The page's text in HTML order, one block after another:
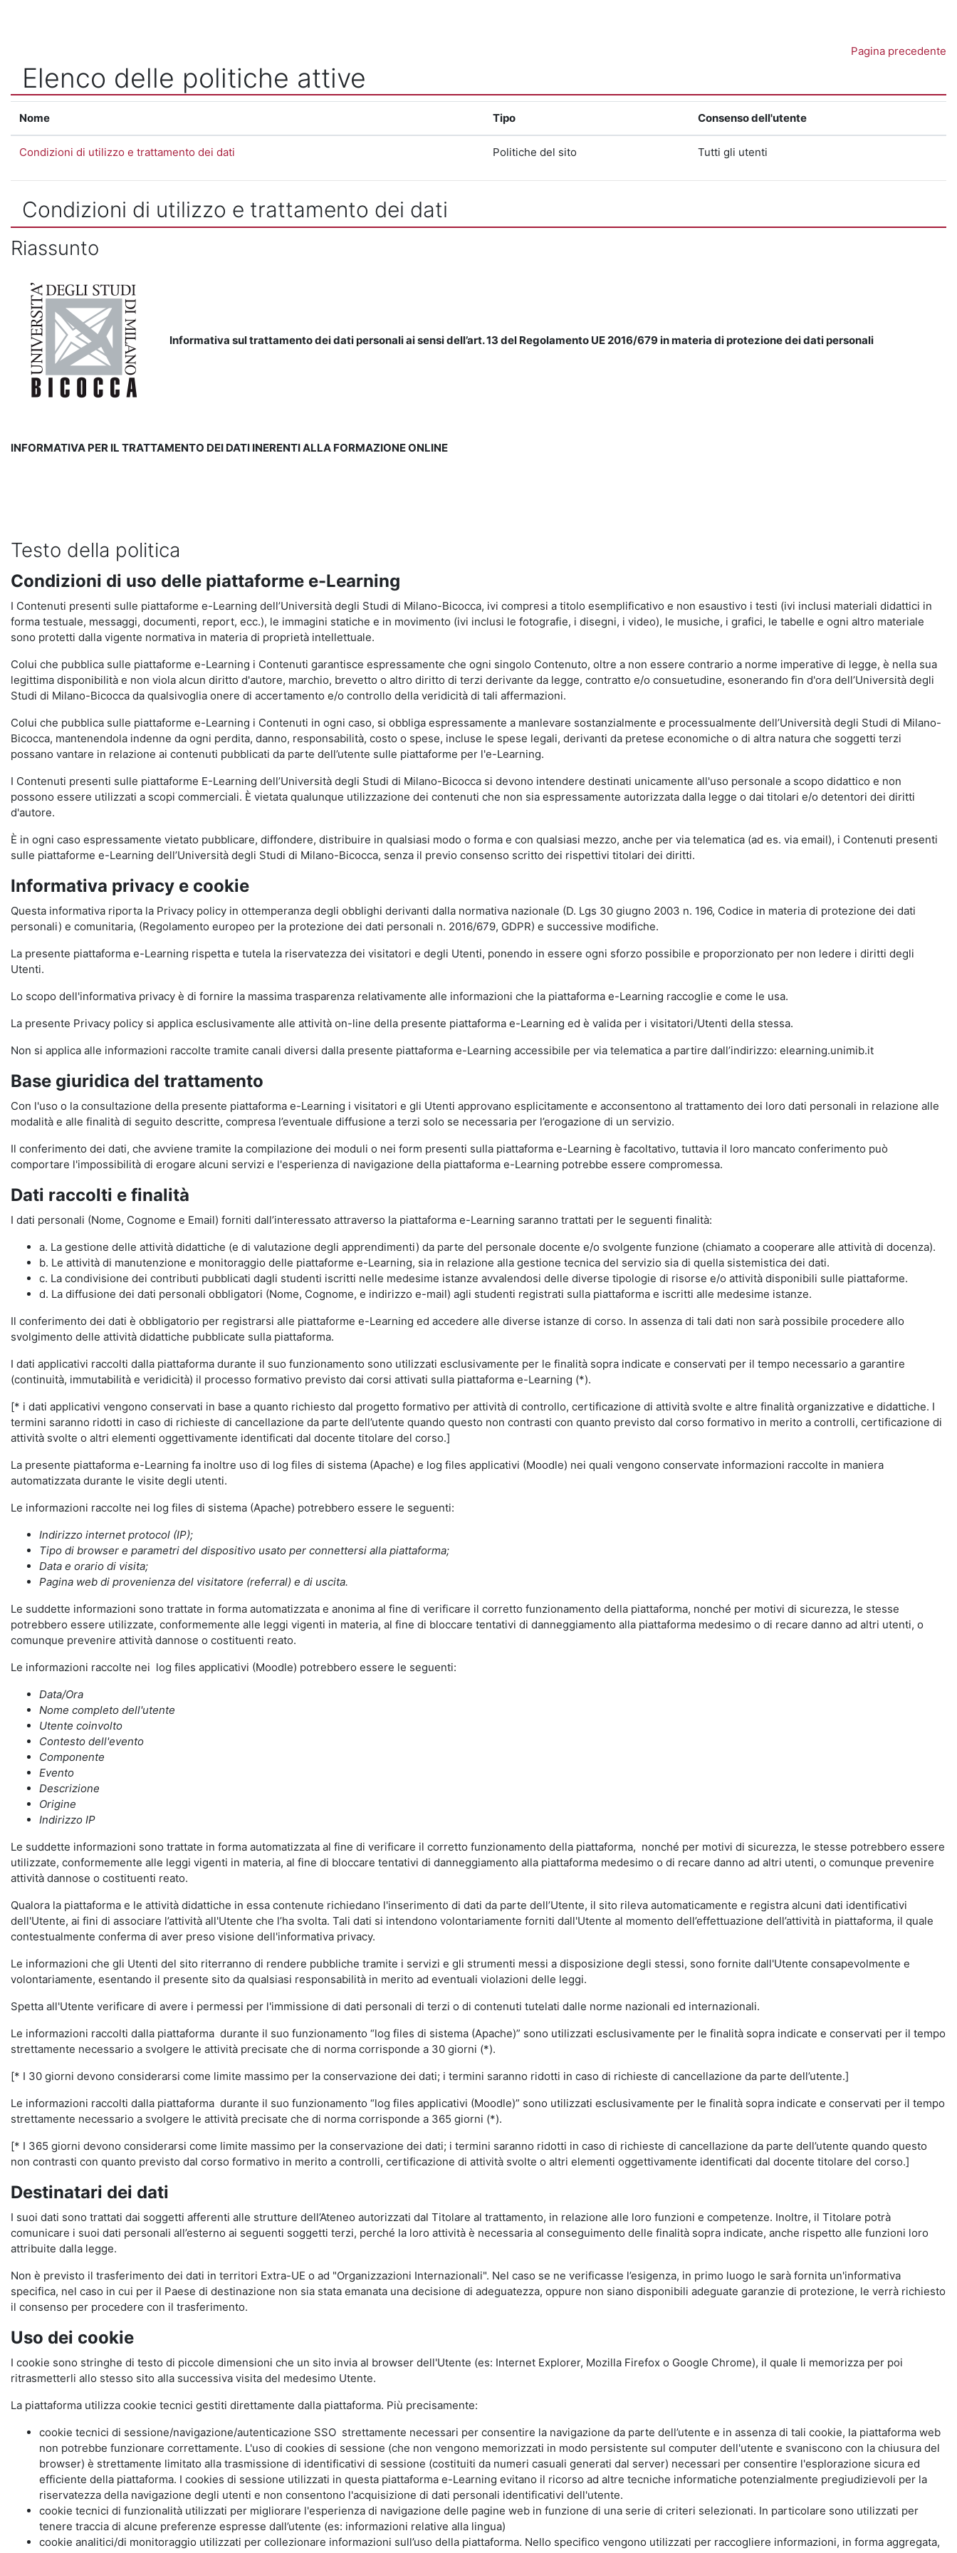
Pagina precedente
Elenco delle politiche attive
Nome Tipo Consenso dell'utente
Condizioni di utilizzo e trattamento dei dati Politiche del sito Tutti gli utenti
Condizioni di utilizzo e trattamento dei dati
Riassunto
Informativa sul trattamento dei dati personali ai sensi dell’art. 13 del Regolamento UE 2016/679 in materia di protezione dei dati personali
INFORMATIVA PER IL TRATTAMENTO DEI DATI INERENTI ALLA FORMAZIONE ONLINE
Testo della politica
Condizioni di uso delle piattaforme e-Learning
I Contenuti presenti sulle piattaforme e-Learning dell’Università degli Studi di Milano-Bicocca, ivi compresi a titolo esemplificativo e non esaustivo i testi (ivi inclusi materiali didattici in
forma testuale, messaggi, documenti, report, ecc.), le immagini statiche e in movimento (ivi inclusi le fotografie, i disegni, i video), le musiche, i grafici, le tabelle e ogni altro materiale
sono protetti dalla vigente normativa in materia di proprietà intellettuale.
Colui che pubblica sulle piattaforme e-Learning i Contenuti garantisce espressamente che ogni singolo Contenuto, oltre a non essere contrario a norme imperative di legge, è nella sua
legittima disponibilità e non viola alcun diritto d'autore, marchio, brevetto o altro diritto di terzi derivante da legge, contratto e/o consuetudine, esonerando fin d'ora dell’Università degli
Studi di Milano-Bicocca da qualsivoglia onere di accertamento e/o controllo della veridicità di tali affermazioni.
Colui che pubblica sulle piattaforme e-Learning i Contenuti in ogni caso, si obbliga espressamente a manlevare sostanzialmente e processualmente dell’Università degli Studi di Milano-
Bicocca, mantenendola indenne da ogni perdita, danno, responsabilità, costo o spese, incluse le spese legali, derivanti da pretese economiche o di altra natura che soggetti terzi
possano vantare in relazione ai contenuti pubblicati da parte dell’utente sulle piattaforme per l'e-Learning.
I Contenuti presenti sulle piattaforme E-Learning dell’Università degli Studi di Milano-Bicocca si devono intendere destinati unicamente all'uso personale a scopo didattico e non
possono essere utilizzati a scopi commerciali. È vietata qualunque utilizzazione dei contenuti che non sia espressamente autorizzata dalla legge o dai titolari e/o detentori dei diritti
d'autore.
È in ogni caso espressamente vietato pubblicare, diffondere, distribuire in qualsiasi modo o forma e con qualsiasi mezzo, anche per via telematica (ad es. via email), i Contenuti presenti
sulle piattaforme e-Learning dell’Università degli Studi di Milano-Bicocca, senza il previo consenso scritto dei rispettivi titolari dei diritti.
Informativa privacy e cookie
Questa informativa riporta la Privacy policy in ottemperanza degli obblighi derivanti dalla normativa nazionale (D. Lgs 30 giugno 2003 n. 196, Codice in materia di protezione dei dati
personali) e comunitaria, (Regolamento europeo per la protezione dei dati personali n. 2016/679, GDPR) e successive modifiche.
La presente piattaforma e-Learning rispetta e tutela la riservatezza dei visitatori e degli Utenti, ponendo in essere ogni sforzo possibile e proporzionato per non ledere i diritti degli
Utenti.
Lo scopo dell'informativa privacy è di fornire la massima trasparenza relativamente alle informazioni che la piattaforma e-Learning raccoglie e come le usa.
La presente Privacy policy si applica esclusivamente alle attività on-line della presente piattaforma e-Learning ed è valida per i visitatori/Utenti della stessa.
Non si applica alle informazioni raccolte tramite canali diversi dalla presente piattaforma e-Learning accessibile per via telematica a partire dall’indirizzo: elearning.unimib.it
Base giuridica del trattamento
Con l'uso o la consultazione della presente piattaforma e-Learning i visitatori e gli Utenti approvano esplicitamente e acconsentono al trattamento dei loro dati personali in relazione alle
modalità e alle finalità di seguito descritte, compresa l’eventuale diffusione a terzi solo se necessaria per l’erogazione di un servizio.
Il conferimento dei dati, che avviene tramite la compilazione dei moduli o nei form presenti sulla piattaforma e-Learning è facoltativo, tuttavia il loro mancato conferimento può
comportare l'impossibilità di erogare alcuni servizi e l'esperienza di navigazione della piattaforma e-Learning potrebbe essere compromessa.
Dati raccolti e finalità
I dati personali (Nome, Cognome e Email) forniti dall’interessato attraverso la piattaforma e-Learning saranno trattati per le seguenti finalità:
a. La gestione delle attività didattiche (e di valutazione degli apprendimenti) da parte del personale docente e/o svolgente funzione (chiamato a cooperare alle attività di docenza).
b. Le attività di manutenzione e monitoraggio delle piattaforme e-Learning, sia in relazione alla gestione tecnica del servizio sia di quella sistemistica dei dati.
c. La condivisione dei contributi pubblicati dagli studenti iscritti nelle medesime istanze avvalendosi delle diverse tipologie di risorse e/o attività disponibili sulle piattaforme.
d. La diffusione dei dati personali obbligatori (Nome, Cognome, e indirizzo e-mail) agli studenti registrati sulla piattaforma e iscritti alle medesime istanze.
Il conferimento dei dati è obbligatorio per registrarsi alle piattaforme e-Learning ed accedere alle diverse istanze di corso. In assenza di tali dati non sarà possibile procedere allo
svolgimento delle attività didattiche pubblicate sulla piattaforma.
I dati applicativi raccolti dalla piattaforma durante il suo funzionamento sono utilizzati esclusivamente per le finalità sopra indicate e conservati per il tempo necessario a garantire
(continuità, immutabilità e veridicità) il processo formativo previsto dai corsi attivati sulla piattaforma e-Learning (*).
[* i dati applicativi vengono conservati in base a quanto richiesto dal progetto formativo per attività di controllo, certificazione di attività svolte e altre finalità organizzative e didattiche. I
termini saranno ridotti in caso di richieste di cancellazione da parte dell’utente quando questo non contrasti con quanto previsto dal corso formativo in merito a controlli, certificazione di
attività svolte o altri elementi oggettivamente identificati dal docente titolare del corso.]
La presente piattaforma e-Learning fa inoltre uso di log files di sistema (Apache) e log files applicativi (Moodle) nei quali vengono conservate informazioni raccolte in maniera
automatizzata durante le visite degli utenti.
Le informazioni raccolte nei log files di sistema (Apache) potrebbero essere le seguenti:
Indirizzo internet protocol (IP);
Tipo di browser e parametri del dispositivo usato per connettersi alla piattaforma;
Data e orario di visita;
Pagina web di provenienza del visitatore (referral) e di uscita.
Le suddette informazioni sono trattate in forma automatizzata e anonima al fine di verificare il corretto funzionamento della piattaforma, nonché per motivi di sicurezza, le stesse
potrebbero essere utilizzate, conformemente alle leggi vigenti in materia, al fine di bloccare tentativi di danneggiamento alla piattaforma medesimo o di recare danno ad altri utenti, o
comunque prevenire attività dannose o costituenti reato.
Le informazioni raccolte nei log files applicativi (Moodle) potrebbero essere le seguenti:
Data/Ora
Nome completo dell'utente
Utente coinvolto
Contesto dell'evento
Componente
Evento
Descrizione
Origine
Indirizzo IP
Le suddette informazioni sono trattate in forma automatizzata al fine di verificare il corretto funzionamento della piattaforma, nonché per motivi di sicurezza, le stesse potrebbero essere
utilizzate, conformemente alle leggi vigenti in materia, al fine di bloccare tentativi di danneggiamento alla piattaforma medesimo o di recare danno ad altri utenti, o comunque prevenire
attività dannose o costituenti reato.
Qualora la piattaforma e le attività didattiche in essa contenute richiedano l'inserimento di dati da parte dell’Utente, il sito rileva automaticamente e registra alcuni dati identificativi
dell'Utente, ai fini di associare l’attività all'Utente che l’ha svolta. Tali dati si intendono volontariamente forniti dall'Utente al momento dell’effettuazione dell’attività in piattaforma, il quale
contestualmente conferma di aver preso visione dell'informativa privacy.
Le informazioni che gli Utenti del sito riterranno di rendere pubbliche tramite i servizi e gli strumenti messi a disposizione degli stessi, sono fornite dall'Utente consapevolmente e
volontariamente, esentando il presente sito da qualsiasi responsabilità in merito ad eventuali violazioni delle leggi.
Spetta all'Utente verificare di avere i permessi per l'immissione di dati personali di terzi o di contenuti tutelati dalle norme nazionali ed internazionali.
Le informazioni raccolti dalla piattaforma durante il suo funzionamento “log files di sistema (Apache)” sono utilizzati esclusivamente per le finalità sopra indicate e conservati per il tempo
strettamente necessario a svolgere le attività precisate che di norma corrisponde a 30 giorni (*).
[* I 30 giorni devono considerarsi come limite massimo per la conservazione dei dati; i termini saranno ridotti in caso di richieste di cancellazione da parte dell’utente.]
Le informazioni raccolti dalla piattaforma durante il suo funzionamento “log files applicativi (Moodle)” sono utilizzati esclusivamente per le finalità sopra indicate e conservati per il tempo
strettamente necessario a svolgere le attività precisate che di norma corrisponde a 365 giorni (*).
[* I 365 giorni devono considerarsi come limite massimo per la conservazione dei dati; i termini saranno ridotti in caso di richieste di cancellazione da parte dell’utente quando questo
non contrasti con quanto previsto dal corso formativo in merito a controlli, certificazione di attività svolte o altri elementi oggettivamente identificati dal docente titolare del corso.]
Destinatari dei dati
I suoi dati sono trattati dai soggetti afferenti alle strutture dell’Ateneo autorizzati dal Titolare al trattamento, in relazione alle loro funzioni e competenze. Inoltre, il Titolare potrà
comunicare i suoi dati personali all’esterno ai seguenti soggetti terzi, perché la loro attività è necessaria al conseguimento delle finalità sopra indicate, anche rispetto alle funzioni loro
attribuite dalla legge.
Non è previsto il trasferimento dei dati in territori Extra-UE o ad "Organizzazioni Internazionali". Nel caso se ne verificasse l’esigenza, in primo luogo le sarà fornita un'informativa
specifica, nel caso in cui per il Paese di destinazione non sia stata emanata una decisione di adeguatezza, oppure non siano disponibili adeguate garanzie di protezione, le verrà richiesto
il consenso per procedere con il trasferimento.
Uso dei cookie
I cookie sono stringhe di testo di piccole dimensioni che un sito invia al browser dell'Utente (es: Internet Explorer, Mozilla Firefox o Google Chrome), il quale li memorizza per poi
ritrasmetterli allo stesso sito alla successiva visita del medesimo Utente.
La piattaforma utilizza cookie tecnici gestiti direttamente dalla piattaforma. Più precisamente:
cookie tecnici di sessione/navigazione/autenticazione SSO strettamente necessari per consentire la navigazione da parte dell’utente e in assenza di tali cookie, la piattaforma web
non potrebbe funzionare correttamente. L'uso di cookies di sessione (che non vengono memorizzati in modo persistente sul computer dell'utente e svaniscono con la chiusura del
browser) è strettamente limitato alla trasmissione di identificativi di sessione (costituiti da numeri casuali generati dal server) necessari per consentire l'esplorazione sicura ed
efficiente della piattaforma. I cookies di sessione utilizzati in questa piattaforma e-Learning evitano il ricorso ad altre tecniche informatiche potenzialmente pregiudizievoli per la
riservatezza della navigazione degli utenti e non consentono l'acquisizione di dati personali identificativi dell'utente.
cookie tecnici di funzionalità utilizzati per migliorare l'esperienza di navigazione delle pagine web in funzione di una serie di criteri selezionati. In particolare sono utilizzati per
tenere traccia di alcune preferenze espresse dall’utente (es: informazioni relative alla lingua)
cookie analitici/di monitoraggio utilizzati per collezionare informazioni sull’uso della piattaforma. Nello specifico vengono utilizzati per raccogliere informazioni, in forma aggregata,